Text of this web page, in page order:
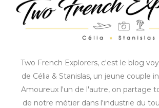
Two French Explorers, c'est le blog
de Célia & Stanislas, un jeune couple
Amoureux l'un de l'autre, on partage
de notre métier dans l'industrie du